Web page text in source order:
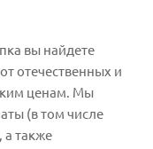
вы найдете
отечественных и
ценам. Мы
(в том числе
а также